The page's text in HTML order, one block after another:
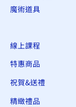
魔術道具
線上課程
特惠商品
祝賀&送禮
精緻禮品